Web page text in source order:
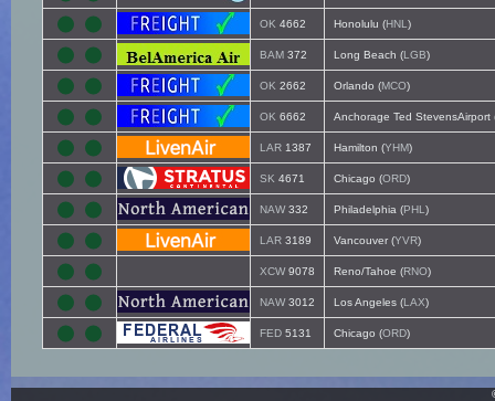
OK 4662 Honolulu (HNL )
BAM 372 Long Beach (LGB)
OK 2662 Orlando (MCO)
OK 6662 Anchorage Ted StevensAirport
LAR 1387 Hamilton (YHM)
SK 4671 Chicago (ORD)
NAW332 Philadelphia (PHL )
LAR 3189 Vancouver (YVR)
XCW9078 Reno/Tahoe (RNO)
NAW3012 Los Angeles (LAX)
FED 5131 Chicago (ORD)